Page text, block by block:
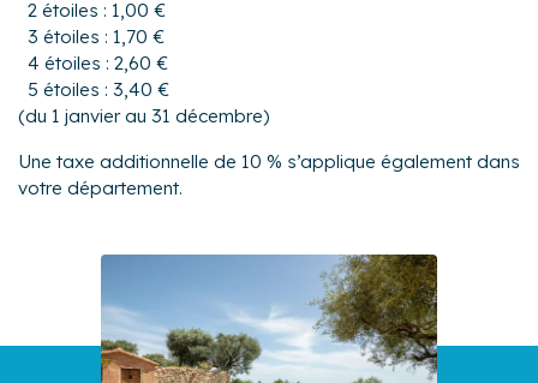
2 étoiles : 1,00 €
3 étoiles : 1,70 €
4 étoiles : 2,60 €
5 étoiles : 3,40 €
(du 1 janvier au 31 décembre)
Une taxe additionnelle de 10 % s’applique également dans
votre département.